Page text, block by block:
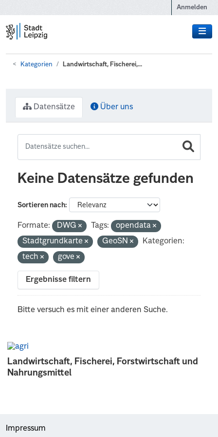
Anmelden
Kategorien Landwirtschaft, Fischerei,...
Landwirtschaft, Fischerei, Forstwirtschaft und
Nahrungsmittel
Datensätze Über uns
Keine Datensätze gefunden
Sortieren nach
Formate: DWG Tags:
opendata
Stadtgrundkarte
GeoSN
Kategorien:
tech
gove
Ergebnisse filtern
Bitte versuch es mit einer anderen Suche.
Impressum